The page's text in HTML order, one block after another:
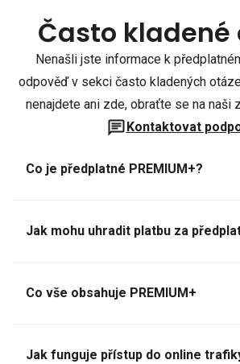
Často kladené
Nenašli jste informace k
odpověď v sekci často kladených
nenajdete ani zde, obraťte se na naši
Kontaktovat
Co je předplatné PREMIUM+?
Jak mohu uhradit platbu za
Co vše obsahuje PREMIUM+
Jak funguje přístup do online